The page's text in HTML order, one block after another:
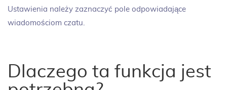
Ustawienia należy zaznaczyć pole odpowiadające
wiadomościom czatu.
Dlaczego ta funkcja jest